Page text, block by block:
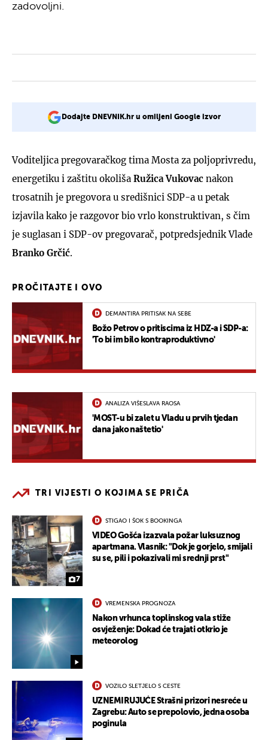
zadovoljni.
Dodajte DNEVNIK.hr u omiljeni Google izvor
Voditeljica pregovaračkog tima Mosta za poljoprivredu,
energetiku i zaštitu okoliša Ružica Vukovac nakon
trosatnih je pregovora u središnici SDP-a u petak
izjavila kako je razgovor bio vrlo konstruktivan, s čim
je suglasan i SDP-ov pregovarač, potpredsjednik Vlade
Branko Grčić.
PROČITAJTE I OVO
DEMANTIRA PRITISAK NA SEBE
Božo Petrov o pritiscima iz HDZ-a i SDP-a:
'To bi im bilo kontraproduktivno'
ANALIZA VIŠESLAVA RAOSA
'MOST-u bi zalet u Vladu u prvih tjedan
dana jako naštetio'
TRI VIJESTI O KOJIMA SE PRIČA
7
STIGAO I ŠOK S BOOKINGA
VIDEO Gošća izazvala požar luksuznog
apartmana. Vlasnik: "Dok je gorjelo, smijali
su se, pili i pokazivali mi srednji prst"
VREMENSKA PROGNOZA
Nakon vrhunca toplinskog vala stiže
osvježenje: Dokad će trajati otkrio je
meteorolog
VOZILO SLETJELO S CESTE
UZNEMIRUJUĆE Strašni prizori nesreće u
Zagrebu: Auto se prepolovio, jedna osoba
poginula